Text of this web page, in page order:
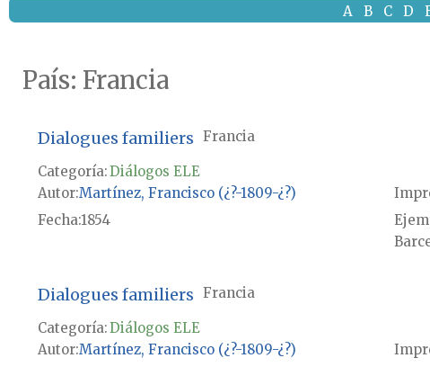
A B C D
País: Francia
Dialogues familiers Francia
Categoría:Diálogos ELE
Autor Martínez, Francisco (¿?-1809-¿?)
Fecha1854
Dialogues familiers Francia
Categoría:Diálogos ELE
Autor Martínez, Francisco (¿?-1809-¿?)